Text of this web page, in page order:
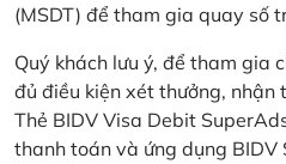
(MSDT) để tham gia quay số
Quý khách lưu ý, để tham gia
đủ điều kiện xét thưởng, nhận
Thẻ BIDV Visa Debit
thanh toán và ứng dụng